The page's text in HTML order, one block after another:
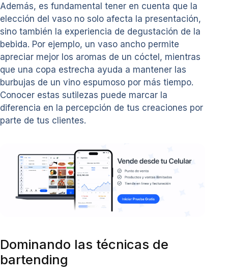
Además, es fundamental tener en cuenta que la
elección del vaso no solo afecta la presentación,
sino también la experiencia de degustación de la
bebida. Por ejemplo, un vaso ancho permite
apreciar mejor los aromas de un cóctel, mientras
que una copa estrecha ayuda a mantener las
burbujas de un vino espumoso por más tiempo.
Conocer estas sutilezas puede marcar la
diferencia en la percepción de tus creaciones por
parte de tus clientes.
Dominando las técnicas de
bartending